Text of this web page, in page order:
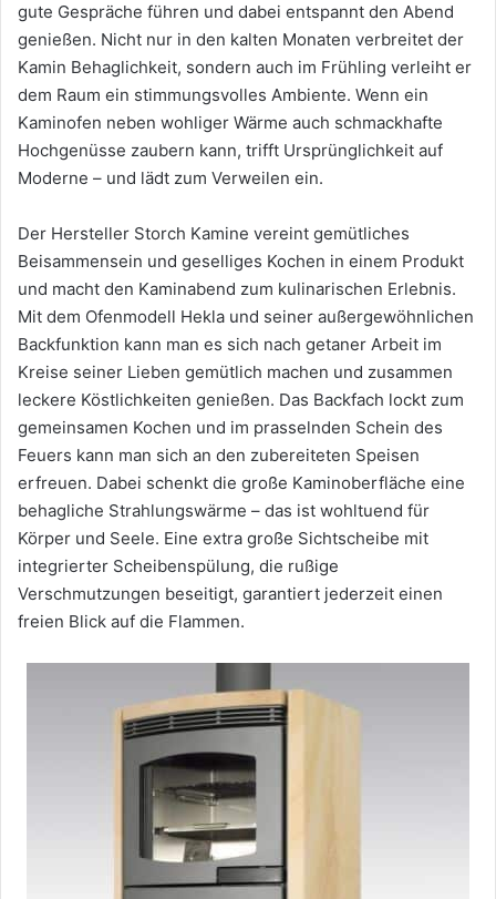
gute Gespräche führen und dabei entspannt den Abend
genießen. Nicht nur in den kalten Monaten verbreitet der
Kamin Behaglichkeit, sondern auch im Frühling verleiht er
dem Raum ein stimmungsvolles Ambiente. Wenn ein
Kaminofen neben wohliger Wärme auch schmackhafte
Hochgenüsse zaubern kann, trifft Ursprünglichkeit auf
Moderne – und lädt zum Verweilen ein.
Der Hersteller Storch Kamine vereint gemütliches
Beisammensein und geselliges Kochen in einem Produkt
und macht den Kaminabend zum kulinarischen Erlebnis.
Mit dem Ofenmodell Hekla und seiner außergewöhnlichen
Backfunktion kann man es sich nach getaner Arbeit im
Kreise seiner Lieben gemütlich machen und zusammen
leckere Köstlichkeiten genießen. Das Backfach lockt zum
gemeinsamen Kochen und im prasselnden Schein des
Feuers kann man sich an den zubereiteten Speisen
erfreuen. Dabei schenkt die große Kaminoberfläche eine
behagliche Strahlungswärme – das ist wohltuend für
Körper und Seele. Eine extra große Sichtscheibe mit
integrierter Scheibenspülung, die rußige
Verschmutzungen beseitigt, garantiert jederzeit einen
freien Blick auf die Flammen.